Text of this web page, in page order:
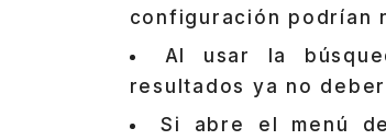
configuración podrían
Al usar la
resultados ya no
Si abre el menú